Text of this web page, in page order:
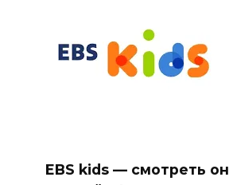
EBS kids — смотреть